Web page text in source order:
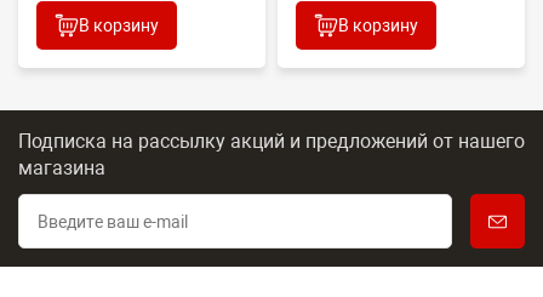
В корзину В корзину
Подписка на рассылку акций и предложений от нашего
магазина